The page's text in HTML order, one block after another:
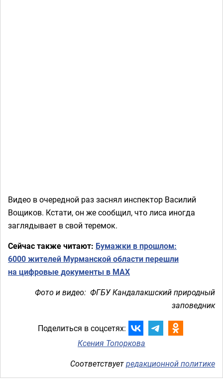
Видео в очередной раз заснял инспектор Василий
Вощиков. Кстати, он же сообщил, что лиса иногда
заглядывает в свой теремок.
Сейчас также читают: Бумажки в прошлом:
6000 жителей Мурманской области перешли
на цифровые документы в MAX
Фото и видео: ФГБУ Кандалакшский природный
заповедник
Поделиться в соцсетях:
Ксения Топоркова
Соответствуетредакционной политике